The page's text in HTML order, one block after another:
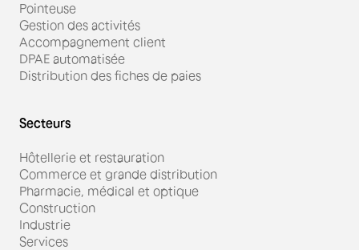
Pointeuse
Gestion des activités
Accompagnement client
DPAE automatisée
Distribution des fiches de paies
Secteurs
Hôtellerie et restauration
Commerce et grande distribution
Pharmacie, médical et optique
Construction
Industrie
Services